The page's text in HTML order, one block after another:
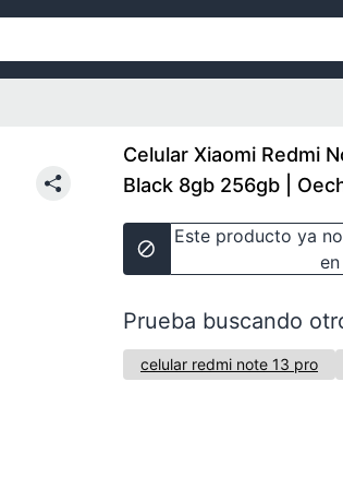
Celular Xiaomi Redmi
Black 8gb 256gb |
Este producto ya
Prueba buscando
celular redmi note 13 pro